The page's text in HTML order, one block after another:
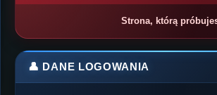
Strona, którą
👤 DANE LOGOWANIA